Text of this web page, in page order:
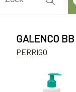
GALENCO
PERRIGO